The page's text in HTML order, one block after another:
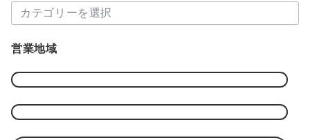
テ
リ
営業地域